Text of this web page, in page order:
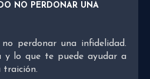
NO PERDONAR UNA
perdonar una infidelidad.
y lo que te puede ayudar a
traición.